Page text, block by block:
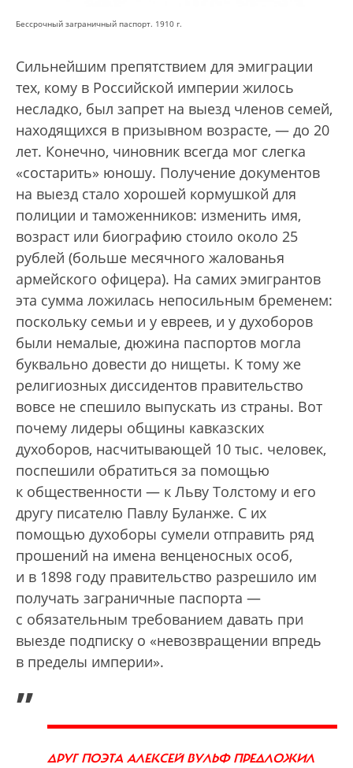
Бессрочный заграничный паспорт. 1910 г.
Сильнейшим препятствием для эмиграции
тех, кому в Российской империи жилось
несладко, был запрет на выезд членов семей,
находящихся в призывном возрасте, — до 20
лет. Конечно, чиновник всегда мог слегка
«состарить» юношу. Получение документов
на выезд стало хорошей кормушкой для
полиции и таможенников: изменить имя,
возраст или биографию стоило около 25
рублей (больше месячного жалованья
армейского офицера). На самих эмигрантов
эта сумма ложилась непосильным бременем:
поскольку семьи и у евреев, и у духоборов
были немалые, дюжина паспортов могла
буквально довести до нищеты. К тому же
религиозных диссидентов правительство
вовсе не спешило выпускать из страны. Вот
почему лидеры общины кавказских
духоборов, насчитывающей 10 тыс. человек,
поспешили обратиться за помощью
к общественности — к Льву Толстому и его
другу писателю Павлу Буланже. С их
помощью духоборы сумели отправить ряд
прошений на имена венценосных особ,
и в 1898 году правительство разрешило им
получать заграничные паспорта —
с обязательным требованием давать при
выезде подписку о «невозвращении впредь
в пределы империи».
„
ДРУГ ПОЭТА АЛЕКСЕЙ ВУЛЬФ ПРЕДЛОЖИЛ